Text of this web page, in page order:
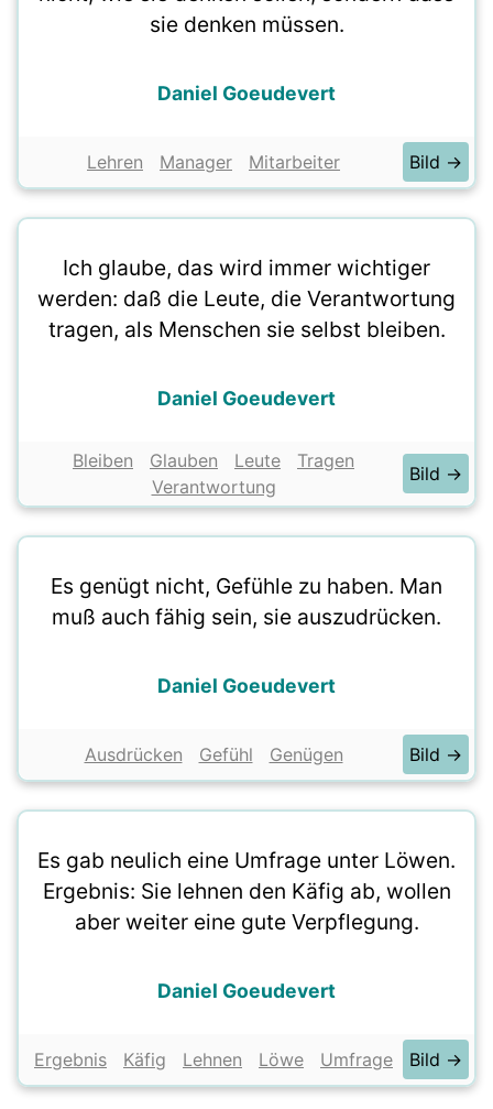
sie denken müssen.
Daniel Goeudevert
Lehren Manager Mitarbeiter Bild →
Ich glaube, das wird immer wichtiger
werden: daß die Leute, die Verantwortung
tragen, als Menschen sie selbst bleiben.
Daniel Goeudevert
Bleiben Glauben Leute
Tragen
Verantwortung
Bild →
Es genügt nicht, Gefühle zu haben. Man
muß auch fähig sein, sie auszudrücken.
Daniel Goeudevert
Ausdrücken Gefühl Genügen Bild →
Es gab neulich eine Umfrage unter Löwen.
Ergebnis: Sie lehnen den Käfig ab, wollen
aber weiter eine gute Verpflegung.
Daniel Goeudevert
Ergebnis Käfig Lehnen Löwe Umfrage Bild →